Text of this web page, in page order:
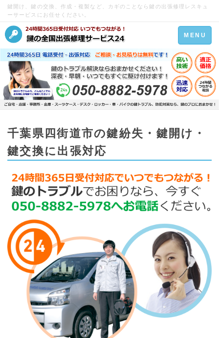
鍵開け、鍵の交換、作成・複製など、カギのことなら鍵の出張修理レスキュ
ーサービスにお任せください。
Toggle
navigation
MENU
千葉県四街道市の鍵紛失・鍵開け・
鍵交換に出張対応